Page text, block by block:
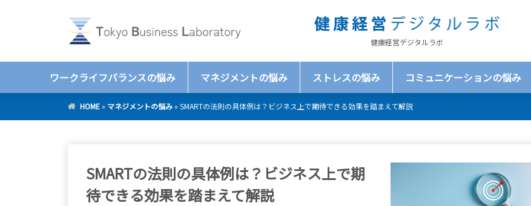
健康経営デジタルラボ
ワークライフバランスの悩み マネジメントの悩み ストレスの悩み コミュニケーションの悩み
HOME» マネジメントの悩み» SMARTの法則の具体例は？ビジネス上で期待できる効果を踏まえて解説
SMARTの法則の具体例は？ビジネス上で期
待できる効果を踏まえて解説